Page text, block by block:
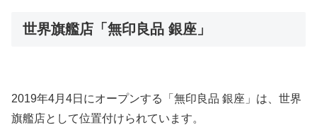
世界旗艦店「無印良品 銀座」
2019年4月4日にオープンする「無印良品 銀座」は、世界
旗艦店として位置付けられています。